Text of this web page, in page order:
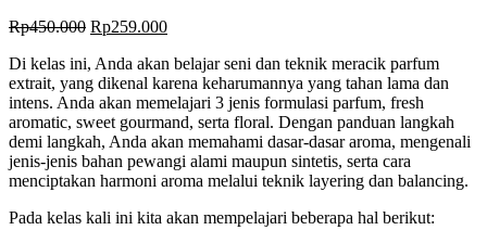
Rp450.000 Rp259.000
Di kelas ini, Anda akan belajar seni dan teknik meracik parfum
extrait, yang dikenal karena keharumannya yang tahan lama dan
intens. Anda akan memelajari 3 jenis formulasi parfum, fresh
aromatic, sweet gourmand, serta floral. Dengan panduan langkah
demi langkah, Anda akan memahami dasar-dasar aroma, mengenali
jenis-jenis bahan pewangi alami maupun sintetis, serta cara
menciptakan harmoni aroma melalui teknik layering dan balancing.
Pada kelas kali ini kita akan mempelajari beberapa hal berikut: